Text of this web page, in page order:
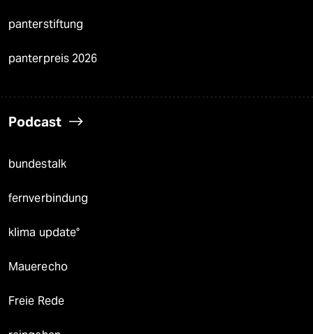
panterstiftung
panterpreis 2026
Podcast
bundestalk
fernverbindung
klima update°
Mauerecho
Freie Rede